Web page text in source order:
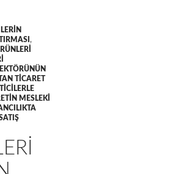
,
TICARET
MESLEKI